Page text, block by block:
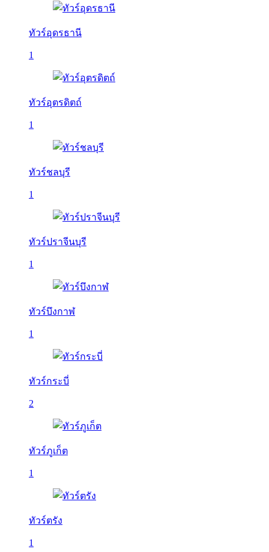
ทัวร์อุดรธานี
1
ทัวร์อุตรดิตถ์
1
ทัวร์ชลบุรี
1
ทัวร์ปราจีนบุรี
1
ทัวร์บึงกาฬ
1
ทัวร์กระบี่
2
ทัวร์ภูเก็ต
1
ทัวร์ตรัง
1